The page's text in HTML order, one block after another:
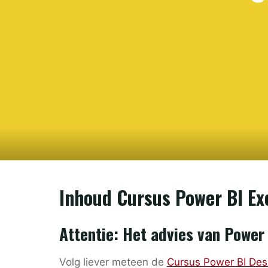
Inhoud Cursus Power BI
Attentie: Het advies van
Volg liever meteen de Cursus Power BI